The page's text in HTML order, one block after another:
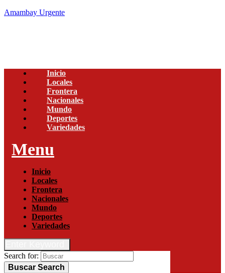
Amambay Urgente
Inicio
Locales
Frontera
Nacionales
Mundo
Deportes
Variedades
Menu
Inicio
Locales
Frontera
Nacionales
Mundo
Deportes
Variedades
Search for:
Buscar Search